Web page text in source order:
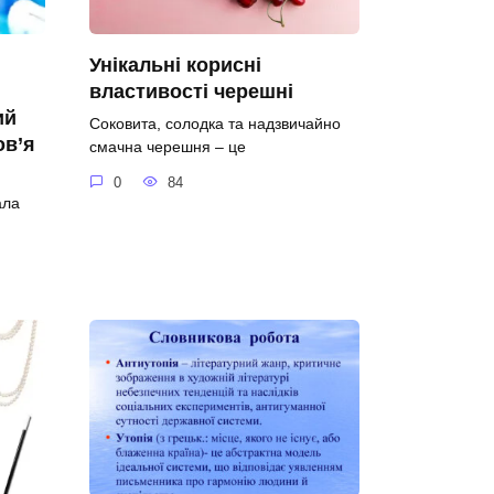
Унікальні корисні
властивості черешні
Соковита, солодка та надзвичайно
смачна черешня – це
0 84